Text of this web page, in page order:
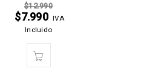
$12.990
$7.990 IVA
Incluido